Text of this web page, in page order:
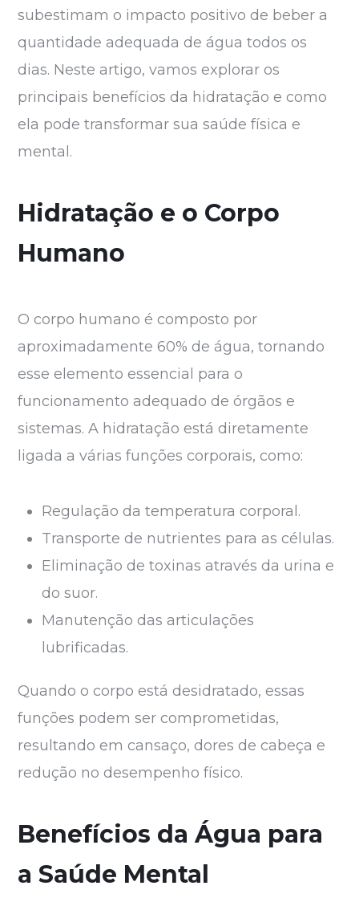
subestimam o impacto positivo de beber a
quantidade adequada de água todos os
dias. Neste artigo, vamos explorar os
principais benefícios da hidratação e como
ela pode transformar sua saúde física e
mental.
Hidratação e o Corpo
Humano
O corpo humano é composto por
aproximadamente 60% de água, tornando
esse elemento essencial para o
funcionamento adequado de órgãos e
sistemas. A hidratação está diretamente
ligada a várias funções corporais, como:
Regulação da temperatura corporal.
Transporte de nutrientes para as células.
Eliminação de toxinas através da urina e
do suor.
Manutenção das articulações
lubrificadas.
Quando o corpo está desidratado, essas
funções podem ser comprometidas,
resultando em cansaço, dores de cabeça e
redução no desempenho físico.
Benefícios da Água para
a Saúde Mental